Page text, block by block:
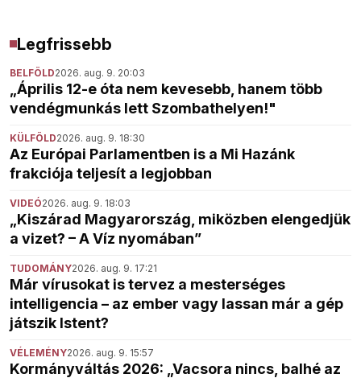
Legfrissebb
BELFÖLD2026. aug. 9. 20:03
„Április 12-e óta nem kevesebb, hanem több
vendégmunkás lett Szombathelyen!"
KÜLFÖLD2026. aug. 9. 18:30
Az Európai Parlamentben is a Mi Hazánk
frakciója teljesít a legjobban
VIDEÓ2026. aug. 9. 18:03
„Kiszárad Magyarország, miközben elengedjük
a vizet? – A Víz nyomában”
TUDOMÁNY2026. aug. 9. 17:21
Már vírusokat is tervez a mesterséges
intelligencia – az ember vagy lassan már a gép
játszik Istent?
VÉLEMÉNY2026. aug. 9. 15:57
Kormányváltás 2026: „Vacsora nincs, balhé az